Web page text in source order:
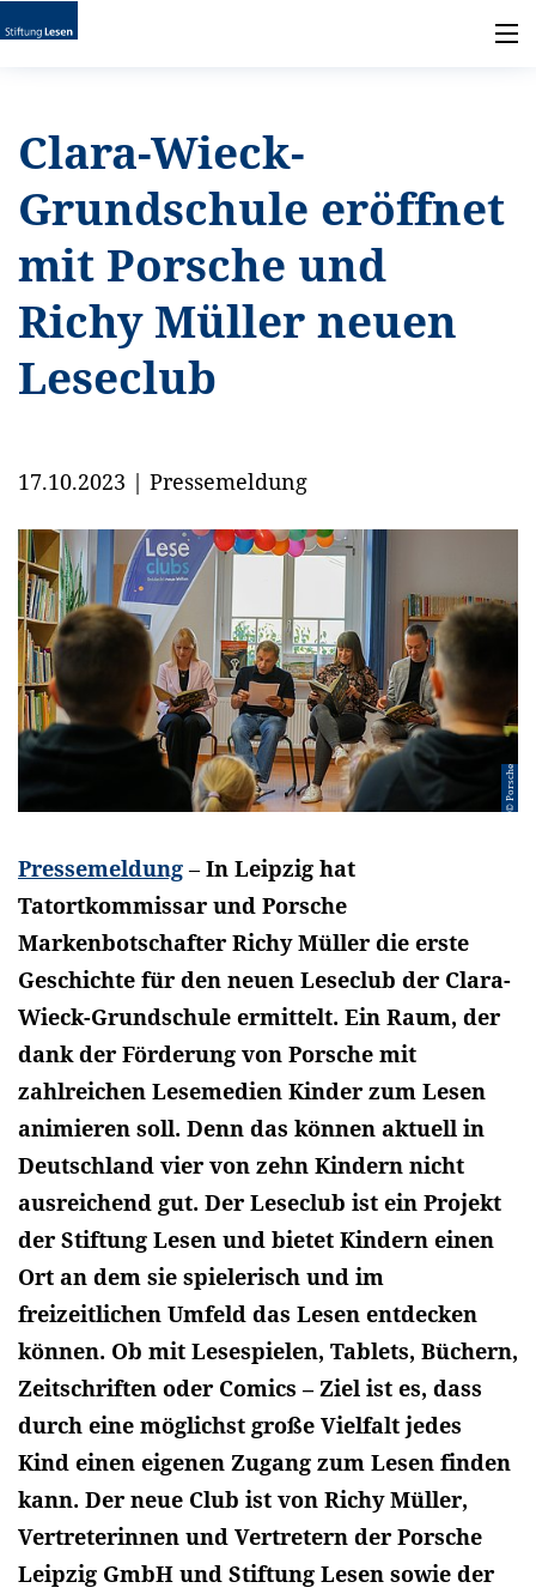
Clara-Wieck-
Grundschule eröffnet
mit Porsche und
Richy Müller neuen
Leseclub
17.10.2023 | Pressemeldung
© Porsche
Pressemeldung –In Leipzig hat
Tatortkommissar und Porsche
Markenbotschafter Richy Müller die erste
Geschichte für den neuen Leseclub der Clara-
Wieck-Grundschule ermittelt. Ein Raum, der
dank der Förderung von Porsche mit
zahlreichen Lesemedien Kinder zum Lesen
animieren soll. Denn das können aktuell in
Deutschland vier von zehn Kindern nicht
ausreichend gut. Der Leseclub ist ein Projekt
der Stiftung Lesen und bietet Kindern einen
Ort an dem sie spielerisch und im
freizeitlichen Umfeld das Lesen entdecken
können. Ob mit Lesespielen, Tablets, Büchern,
Zeitschriften oder Comics – Ziel ist es, dass
durch eine möglichst große Vielfalt jedes
Kind einen eigenen Zugang zum Lesen finden
kann. Der neue Club ist von Richy Müller,
Vertreterinnen und Vertretern der Porsche
Leipzig GmbH und Stiftung Lesen sowie der